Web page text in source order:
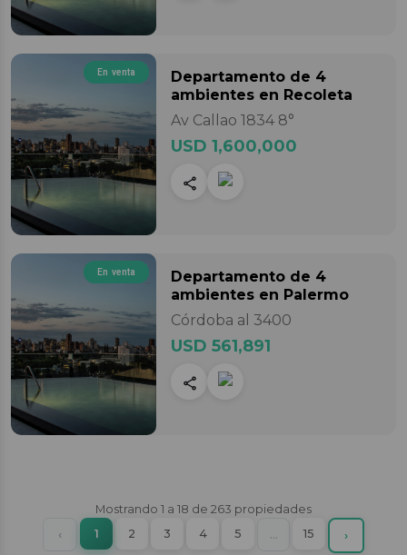
En venta Departamento de 4
ambientes en Recoleta
Av Callao 1834 8°
USD 1,600,000
En venta Departamento de 4
ambientes en Palermo
Córdoba al 3400
USD 561,891
Mostrando 1 a 18 de 263 propiedades
‹ Previous
1(current)
2 3 4 5 …More15 ›Next